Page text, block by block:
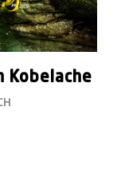
Kobelache